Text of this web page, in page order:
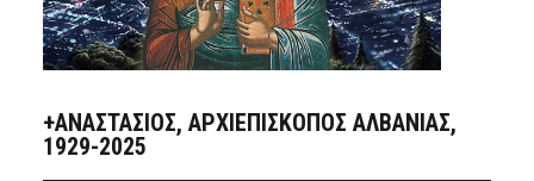
+ΑΝΑΣΤΆΣΙΟΣ, ΑΡΧΙΕΠΊΣΚΟΠΟΣ ΑΛΒΑΝΊΑΣ,
1929-2025